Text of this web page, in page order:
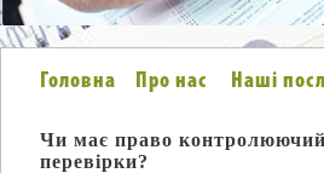
Головна Про нас Наші
Чи має право контролюючий
перевірки?